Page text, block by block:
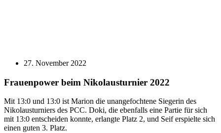
27. November 2022
Frauenpower beim Nikolausturnier 2022
Mit 13:0 und 13:0 ist Marion die unangefochtene Siegerin des
Nikolausturniers des PCC. Doki, die ebenfalls eine Partie für sich
mit 13:0 entscheiden konnte, erlangte Platz 2, und Seif erspielte sich
einen guten 3. Platz.